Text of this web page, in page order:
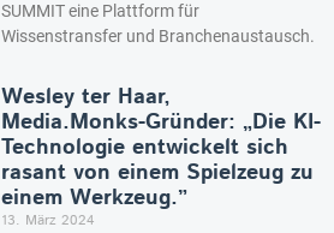
SUMMIT eine Plattform für
Wissenstransfer und Branchenaustausch.
Wesley ter Haar,
Media.Monks-Gründer: „Die KI-
Technologie entwickelt sich
rasant von einem Spielzeug zu
einem Werkzeug.”
13. März 2024